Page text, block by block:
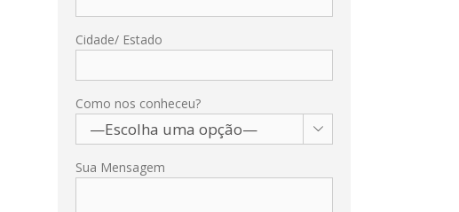
Cidade/ Estado
Como nos conheceu?

Sua Mensagem